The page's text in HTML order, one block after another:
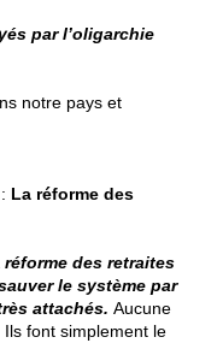
par l’oligarchie
notre pays et
: La réforme des
réforme des retraites
le système par
attachés. Aucune
font simplement le